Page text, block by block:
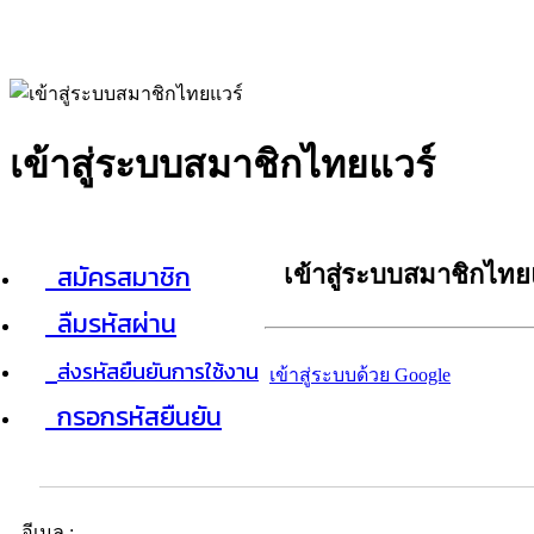
เข้าสู่ระบบสมาชิกไทยแวร์
สมัครสมาชิก
ลืมรหัสผ่าน
ส่งรหัสยืนยันการใช้งาน
กรอกรหัสยืนยัน
เข้าสู่ระบบสมาชิกไท
เข้าสู่ระบบด้วย Google